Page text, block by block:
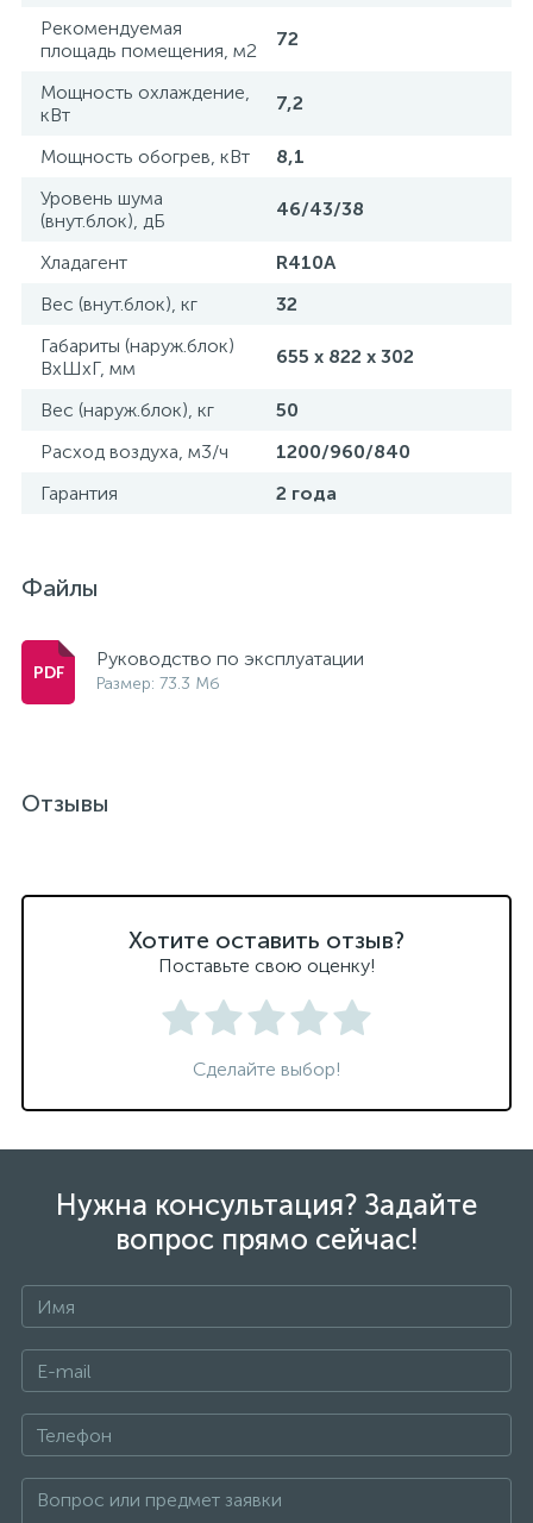
Рекомендуемая
площадь помещения, м2
72
Мощность охлаждение,
кВт
7,2
Мощность обогрев, кВт
8,1
Уровень шума
(внут.блок), дБ
46/43/38
Хладагент
R410A
Вес (внут.блок), кг
32
Габариты (наруж.блок)
ВxШxГ, мм
655 х 822 х 302
Вес (наруж.блок), кг
50
Расход воздуха, м3/ч
1200/960/840
Гарантия
2 года
Файлы
Руководство по эксплуатации
Размер: 73.3 Мб
Отзывы
Хотите оставить отзыв?
Поставьте свою оценку!
Сделайте выбор!
Нужна консультация? Задайте
вопрос прямо сейчас!